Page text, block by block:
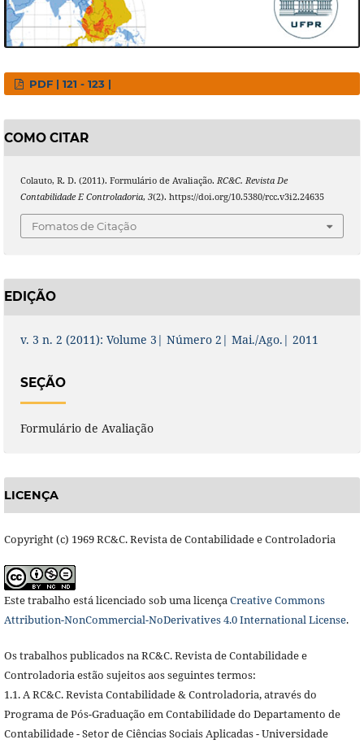
PDF | 121 - 123 |
COMO CITAR
Colauto, R. D. (2011). Formulário de Avaliação. RC&C. Revista De
Contabilidade E Controladoria, 3(2). https://doi.org/10.5380/rcc.v3i2.24635
Fomatos de Citação
EDIÇÃO
v. 3 n. 2 (2011): Volume 3| Número 2| Mai./Ago.| 2011
SEÇÃO
Formulário de Avaliação
LICENÇA
Copyright (c) 1969 RC&C. Revista de Contabilidade e Controladoria
Este trabalho está licenciado sob uma licençaCreative Commons
Attribution-NonCommercial-NoDerivatives 4.0 International License.
Os trabalhos publicados na RC&C. Revista de Contabilidade e
Controladoria estão sujeitos aos seguintes termos:
1.1. A RC&C. Revista Contabilidade & Controladoria, através do
Programa de Pós-Graduação em Contabilidade do Departamento de
Contabilidade - Setor de Ciências Sociais Aplicadas - Universidade